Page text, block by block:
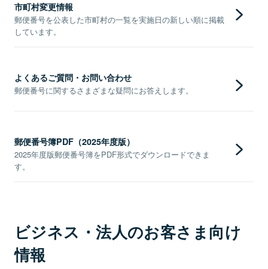
市町村変更情報
郵便番号を公表した市町村の一覧を実施日の新しい順に掲載
しています。
よくあるご質問・お問い合わせ
郵便番号に関するさまざまな疑問にお答えします。
郵便番号簿PDF（2025年度版）
2025年度版郵便番号簿をPDF形式でダウンロードできま
す。
ビジネス・法人のお客さま向け
情報